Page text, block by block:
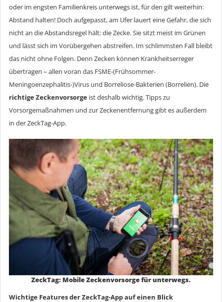
oder im engsten Familienkreis unterwegs ist, für den gilt weiterhin:
Abstand halten! Doch aufgepasst, am Ufer lauert eine Gefahr, die sich
nicht an die Abstandsregel hält: die Zecke. Sie sitzt meist im Grünen
und lässt sich im Vorübergehen abstreifen. Im schlimmsten Fall bleibt
das nicht ohne Folgen. Denn Zecken können Krankheitserreger
übertragen – allen voran das FSME-(Frühsommer-
Meningoenzephalitis-)Virus und Borreliose-Bakterien (Borrelien). Die
richtige Zeckenvorsorge ist deshalb wichtig. Tipps zu
Vorsorgemaßnahmen und zur Zeckenentfernung gibt es außerdem
in der ZeckTag-App.
ZeckTag: Mobile Zeckenvorsorge für unterwegs.
Wichtige Features der ZeckTag-App auf einen Blick